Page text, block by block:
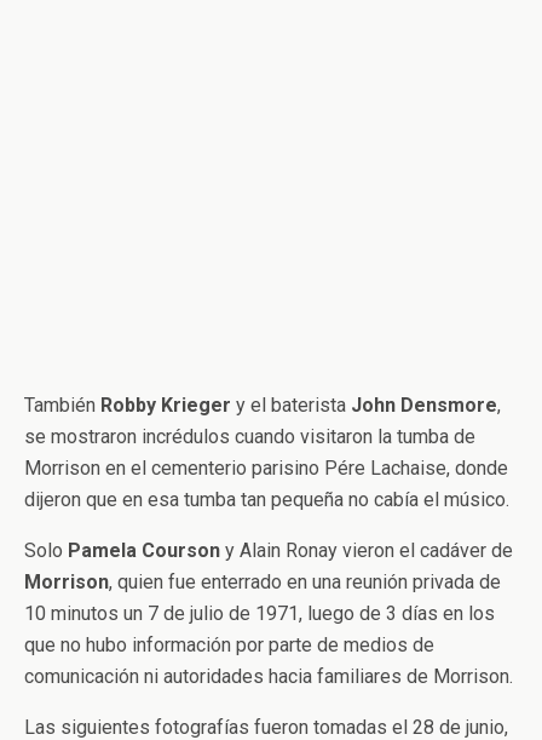
También Robby Krieger y el baterista John Densmore,
se mostraron incrédulos cuando visitaron la tumba de
Morrison en el cementerio parisino Pére Lachaise, donde
dijeron que en esa tumba tan pequeña no cabía el músico.
Solo Pamela Courson y Alain Ronay vieron el cadáver de
Morrison, quien fue enterrado en una reunión privada de
10 minutos un 7 de julio de 1971, luego de 3 días en los
que no hubo información por parte de medios de
comunicación ni autoridades hacia familiares de Morrison.
Las siguientes fotografías fueron tomadas el 28 de junio,